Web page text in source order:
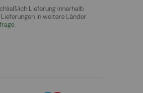
Lieferung innerhalb
in weitere Länder
.